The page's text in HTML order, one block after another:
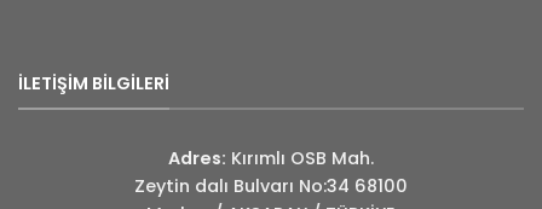
İLETİŞİM BİLGİLERİ
Adres: Kırımlı OSB Mah.
Zeytin dalı Bulvarı No:34 68100